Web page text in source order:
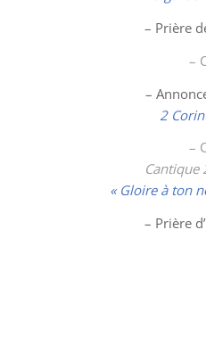
– Prière
–
–
2
–
Cantique
« Gloire à ton
– Prière